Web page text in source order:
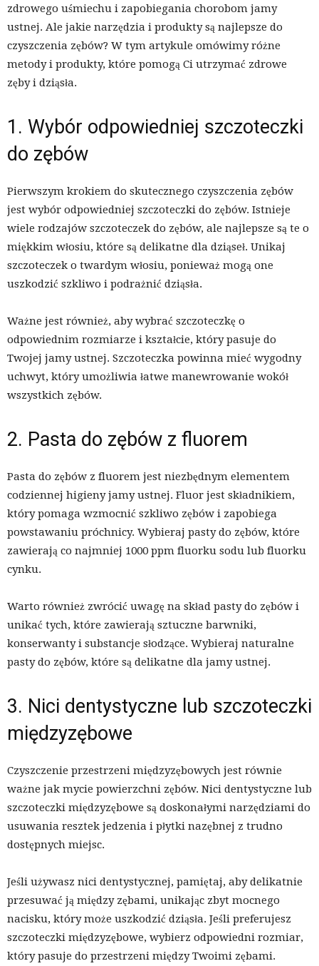
zdrowego uśmiechu i zapobiegania chorobom jamy
ustnej. Ale jakie narzędzia i produkty są najlepsze do
czyszczenia zębów? W tym artykule omówimy różne
metody i produkty, które pomogą Ci utrzymać zdrowe
zęby i dziąsła.
1. Wybór odpowiedniej szczoteczki
do zębów
Pierwszym krokiem do skutecznego czyszczenia zębów
jest wybór odpowiedniej szczoteczki do zębów. Istnieje
wiele rodzajów szczoteczek do zębów, ale najlepsze są te o
miękkim włosiu, które są delikatne dla dziąseł. Unikaj
szczoteczek o twardym włosiu, ponieważ mogą one
uszkodzić szkliwo i podrażnić dziąsła.
Ważne jest również, aby wybrać szczoteczkę o
odpowiednim rozmiarze i kształcie, który pasuje do
Twojej jamy ustnej. Szczoteczka powinna mieć wygodny
uchwyt, który umożliwia łatwe manewrowanie wokół
wszystkich zębów.
2. Pasta do zębów z fluorem
Pasta do zębów z fluorem jest niezbędnym elementem
codziennej higieny jamy ustnej. Fluor jest składnikiem,
który pomaga wzmocnić szkliwo zębów i zapobiega
powstawaniu próchnicy. Wybieraj pasty do zębów, które
zawierają co najmniej 1000 ppm fluorku sodu lub fluorku
cynku.
Warto również zwrócić uwagę na skład pasty do zębów i
unikać tych, które zawierają sztuczne barwniki,
konserwanty i substancje słodzące. Wybieraj naturalne
pasty do zębów, które są delikatne dla jamy ustnej.
3. Nici dentystyczne lub szczoteczki
międzyzębowe
Czyszczenie przestrzeni międzyzębowych jest równie
ważne jak mycie powierzchni zębów. Nici dentystyczne lub
szczoteczki międzyzębowe są doskonałymi narzędziami do
usuwania resztek jedzenia i płytki nazębnej z trudno
dostępnych miejsc.
Jeśli używasz nici dentystycznej, pamiętaj, aby delikatnie
przesuwać ją między zębami, unikając zbyt mocnego
nacisku, który może uszkodzić dziąsła. Jeśli preferujesz
szczoteczki międzyzębowe, wybierz odpowiedni rozmiar,
który pasuje do przestrzeni między Twoimi zębami.